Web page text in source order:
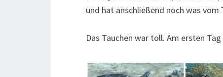
und hat anschließend noch was vom
Das Tauchen war toll. Am ersten